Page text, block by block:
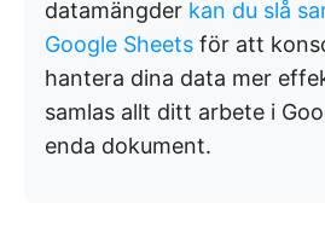
datamängder kan du slå
Google Sheets för att
hantera dina data mer
samlas allt ditt arbete i
enda dokument.